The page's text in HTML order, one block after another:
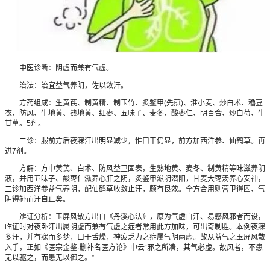
中医诊断：阴虚而兼有气虚。
治法：治宜益气养阴，佐以敛汗。
方药组成：生黄芪、制黄精、制玉竹、炙鳖甲(先煎)、淮小麦、炒白术、穭豆
衣、防风、生地黄、熟地黄、红枣、五味子、麦冬、酸枣仁、明百合、炒白芍、生
甘草。5剂。
二诊：服前方后夜寐汗出明显减少，惟口干仍显，前方加西洋参、仙鹤草。再
进7剂。
方解：方中黄芪、白术、防风益卫固表，生熟地黄、麦冬、制黄精等味滋养阴
液，并用五味子、酸枣仁滋养心肝之阴，炙鉴甲滋阴潜阳，甘麦大枣汤养心安神，
二诊加西洋参益气养阴，配仙鹤草收敛止汗，颇有良效。全方合用则营卫得固、气
阴得补而汗自止矣。
辨证分析：玉屏风散方出自《丹溪心法》，原为气虚自汗、易感风邪者而设，
临证时对夜卧汗出属阴虚而兼有气虚之症者常用此方加味，可出奇制胜。本例夜寐
多汗，并有寐而多梦，口干舌燥，神疲乏力之症属气阴两虚。故从益气之玉屏风散
入手，正如《医宗金鉴·删补名医方论》中云“邪之所凑，其气必虚。故风者，不患
无以驱之，而患无以御之。”